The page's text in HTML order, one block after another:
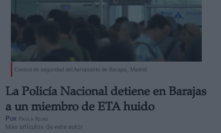
Control de seguridad del Aeropuerto de Barajas, Madrid.
La Policía Nacional detiene en Barajas
a un miembro de ETA huido
Por Paula Rojas
Más artículos de este autor
Destinatarios:
Derechos:
Información adicional